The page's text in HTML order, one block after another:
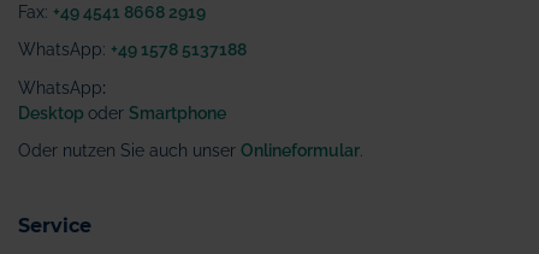
Fax: +49 4541 8668 2919
WhatsApp: +49 1578 5137188
WhatsApp:
Desktop oder Smartphone
Oder nutzen Sie auch unser Onlineformular
Service